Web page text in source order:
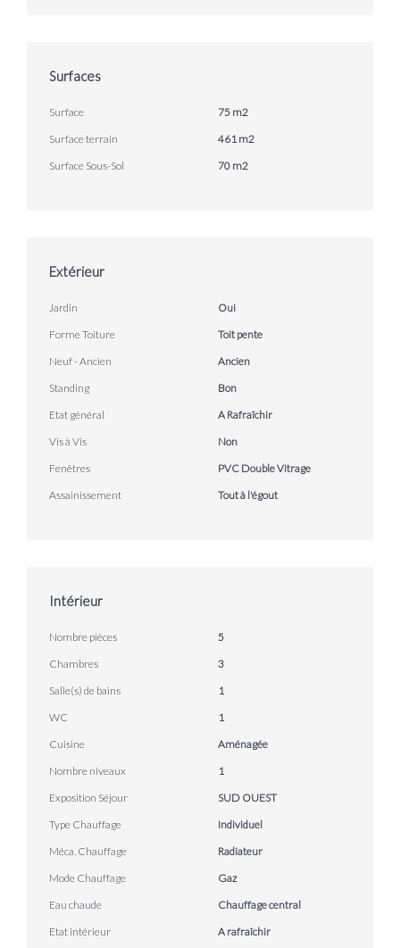
Surfaces
Surface
75 m2
Surface terrain
461 m2
Surface Sous-Sol
70 m2
Extérieur
Jardin
Oui
Forme Toiture
Toit pente
Neuf - Ancien
Ancien
Standing
Bon
Etat général
A Rafraîchir
Vis à Vis
Non
Fenêtres
PVC Double Vitrage
Assainissement
Tout à l'égout
Intérieur
Nombre pièces
5
Chambres
3
Salle(s) de bains
1
WC
1
Cuisine
Aménagée
Nombre niveaux
1
Exposition Séjour
SUD OUEST
Type Chauffage
Individuel
Méca. Chauffage
Radiateur
Mode Chauffage
Gaz
Eau chaude
Chauffage central
Etat intérieur
A rafraîchir